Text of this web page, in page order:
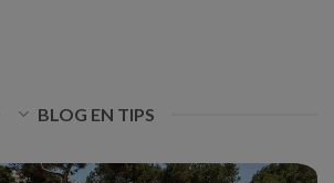
BLOG EN TIPS